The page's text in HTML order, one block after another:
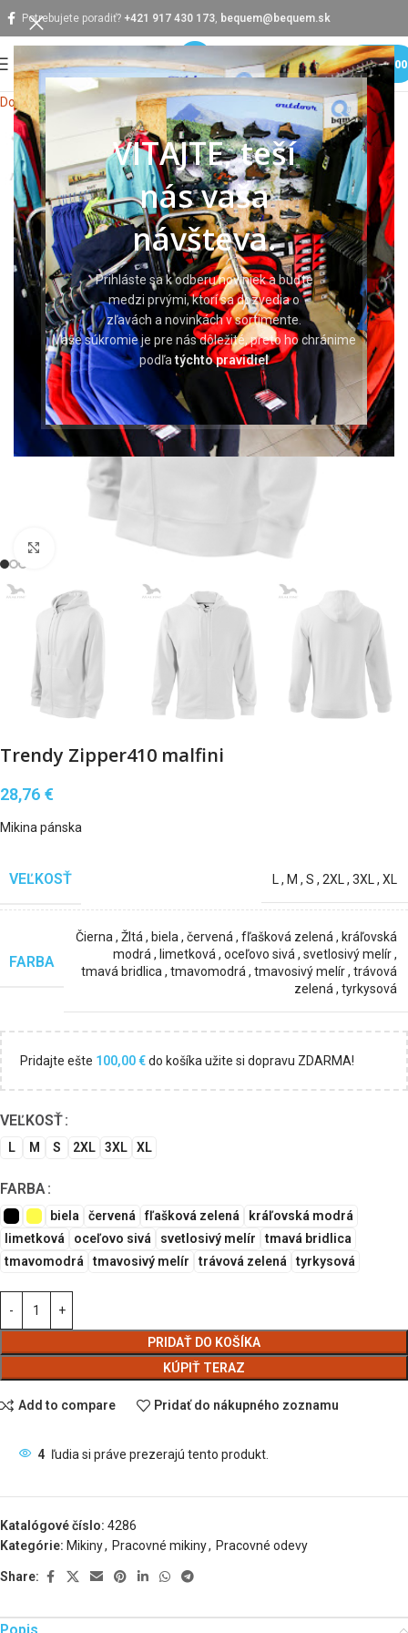
VITAJTE, teší
nás vaša
návšteva.
Prihláste sa k odberu noviniek a buďte
medzi prvými, ktorí sa dozvedia o
zľavách a novinkách v sortimente.
Vaše súkromie je pre nás dôležité, preto ho chránime
podľatýchto pravidiel
Potrebujete poradiť? +421 917 430 173, bequem@bequem.sk
MENU
Domov Pracovné odevy Pracovné mikiny Mikiny
Klikni pre zväčšenie
Trendy Zipper410 malfini
28,76 €
Mikina pánska
VEĽKOSŤ L , M , S , 2XL , 3XL , XL
FARBA
Čierna , Žltá , biela , červená , fľašková zelená , kráľovská
modrá , limetková , oceľovo sivá , svetlosivý melír,
tmavá bridlica , tmavomodrá , tmavosivý melír, trávová
zelená , tyrkysová
Pridajte ešte 100,00€do košíka užite si dopravu ZDARMA!
VEĽKOSŤ
L M S 2XL 3XL XL
FARBA
biela červená fľašková zelená
kráľovská modrá
limetková
oceľovo sivá svetlosivý melír
tmavá bridlica
tmavomodrá
tmavosivý melír trávová zelená tyrkysová
PRIDAŤ DO KOŠÍKA
KÚPIŤ TERAZ
Add to compare Pridať do nákupného zoznamu
4 ľudia si práve prezerajú tento produkt.
Katalógové číslo: 4286
Kategórie: Mikiny, Pracovné mikiny, Pracovné odevy
Share: